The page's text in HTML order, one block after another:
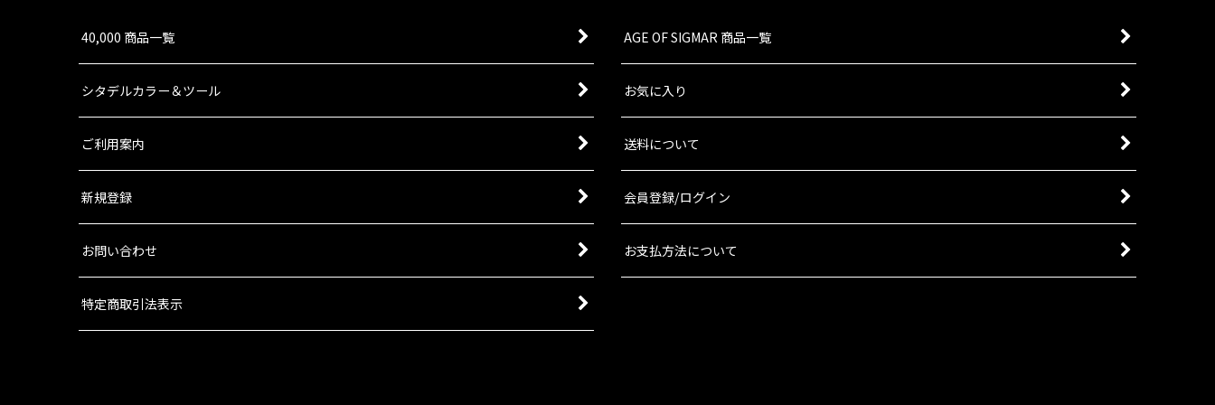
40,000 商品一覧 AGE OF SIGMAR 商品一覧
シタデルカラー＆ツール お気に入り
ご利用案内 送料について
新規登録 会員登録/ログイン
お問い合わせ お支払方法について
特定商取引法表示